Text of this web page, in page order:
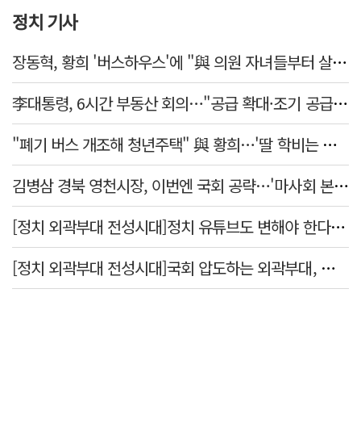
정치 기사
장동혁, 황희 '버스하우스'에 "與 의원 자녀들부터 살아보면 어떨까?"
李대통령, 6시간 부동산 회의…"공급 확대·조기 공급 과감히 실천"
"폐기 버스 개조해 청년주택" 與 황희…'딸 학비는 年 4200만원'
김병삼 경북 영천시장, 이번엔 국회 공략…'마사회 본사 이전·광역교통망 확충' 요청
[정치 외곽부대 전성시대]정치 유튜브도 변해야 한다 "화합과 존중"
[정치 외곽부대 전성시대]국회 압도하는 외곽부대, 목소리 왜 커지나?